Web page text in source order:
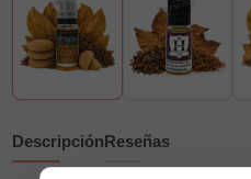
DescripciónReseñas